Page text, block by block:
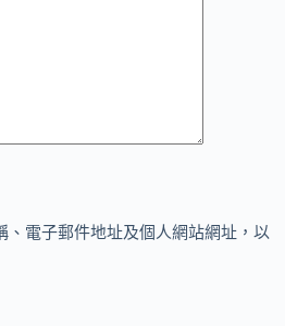
、電子郵件地址及個人網站網址，以